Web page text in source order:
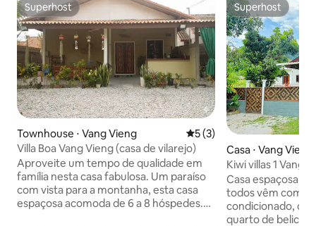
Superhost
Superhost
Townhouse ⋅ Vang Vieng 5 de uma avaliação média
5 (3)
Villa Boa Vang Vieng (casa de vilarejo)
Aproveite um tempo de qualidade em
família nesta casa fabulosa. Um paraíso
com vista para a montanha, esta casa
espaçosa acomoda de 6 a 8 hóspedes.
Superhost
Superhost
Casa ⋅ Vang Vieng
Kiwi villas 1 Vang
Casa espaçosa
todos vêm com
condicionado,
quarto de